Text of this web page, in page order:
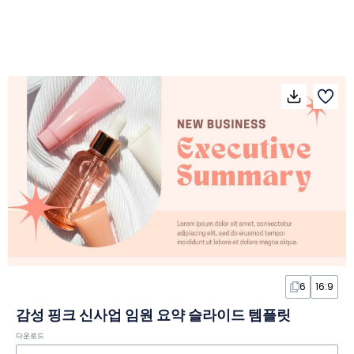
6 16:9
감성 핑크 신사업 임원 요약 슬라이드 템플릿
다운로드